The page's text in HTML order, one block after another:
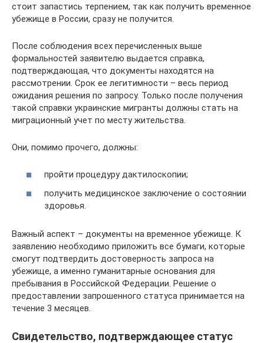
стоит запастись терпением, так как получить временное
убежище в России, сразу не получится.
После соблюдения всех перечисленных выше
формальностей заявителю выдается справка,
подтверждающая, что документы находятся на
рассмотрении. Срок ее легитимности – весь период
ожидания решения по запросу. Только после получения
такой справки украинские мигранты должны стать на
миграционный учет по месту жительства.
Они, помимо прочего, должны:
пройти процедуру дактилоскопии;
получить медицинское заключение о состоянии
здоровья.
Важный аспект – документы на временное убежище. К
заявлению необходимо приложить все бумаги, которые
смогут подтвердить достоверность запроса на
убежище, а именно гуманитарные основания для
пребывания в Российской Федерации. Решение о
предоставлении запрошенного статуса принимается на
течение 3 месяцев.
Свидетельство, подтверждающее статус